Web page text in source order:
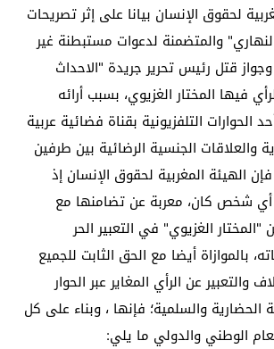
لحقوق الإنسان بيانا على إثر تصريحات
والمتضمنة لدعوات مستبطنة غير
قتل رئيس تحرير جريدة "الاحداث
فيها المختار الغزيوي، بسبب أرائه
الحوارات التلفزيونية بقناة فضائية عربية
والعلاقات الجنسية الرضائية بين طرفين
الهيئة المغربية لحقوق الإنسان إذ
أي شخص كان، معربة عن تضامنها مع
الغزيوي" في التعبير الحر
بالموازاة أيضا مع الحق الثابت للجميع
والتعبير عن الرأي المغاير عبر الحوار
الحضارية والسلمية؛ فإنها ، وبناء على كل
الوطني والدولي ما يلي: